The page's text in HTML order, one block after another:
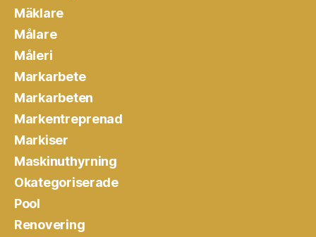
Mäklare
Målare
Måleri
Markarbete
Markarbeten
Markentreprenad
Markiser
Maskinuthyrning
Okategoriserade
Pool
Renovering